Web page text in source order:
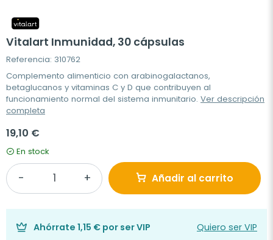
Vitalart Inmunidad, 30 cápsulas
Referencia: 310762
Complemento alimenticio con arabinogalactanos,
betaglucanos y vitaminas C y D que contribuyen al
funcionamiento normal del sistema inmunitario. Ver descripción
completa
19,10 €
En stock
Añadir al carrito
Ahórrate 1,15 € por ser VIP Quiero ser VIP